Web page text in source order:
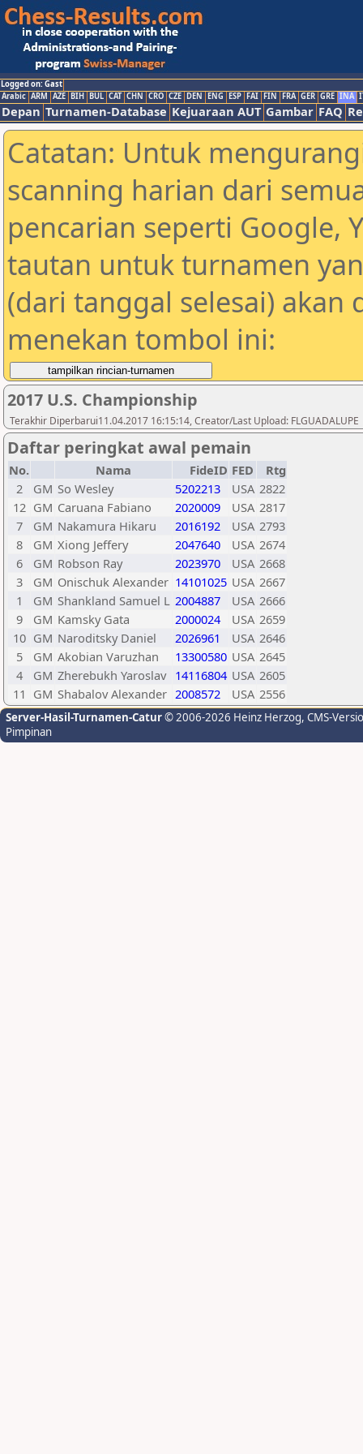
Logged on: Gast
Arabic ARM AZE BIH BUL CAT CHN CRO CZE DEN ENG ESP FAI FIN FRA GER GRE INA
Depan Turnamen-Database Kejuaraan AUT Gambar FAQ
Catatan: Untuk
scanning harian dari
pencarian seperti Google,
tautan untuk turnamen
(dari tanggal selesai) akan
menekan tombol ini:
2017 U.S. Championship
Terakhir Diperbarui11.04.2017 16:15:14, Creator/Last Upload: FLGUADALUPE
Daftar peringkat awal pemain
No. Nama FideID FED
Rtg
2
GM So Wesley 5202213 USA 2822
12 GM Caruana Fabiano 2020009 USA 2817
7
GM Nakamura Hikaru 2016192 USA 2793
8
GM Xiong Jeffery 2047640 USA 2674
6
GM Robson Ray 2023970 USA 2668
3
GM Onischuk Alexander 14101025 USA 2667
1
GM Shankland Samuel L 2004887 USA 2666
9
GM Kamsky Gata 2000024 USA 2659
10 GM Naroditsky Daniel 2026961 USA 2646
5
GM Akobian Varuzhan 13300580 USA 2645
4
GM Zherebukh Yaroslav 14116804 USA 2605
11 GM Shabalov Alexander 2008572 USA 2556
Server-Hasil-Turnamen-Catur© 2006-2026 Heinz Herzog, CMS-
Pimpinan